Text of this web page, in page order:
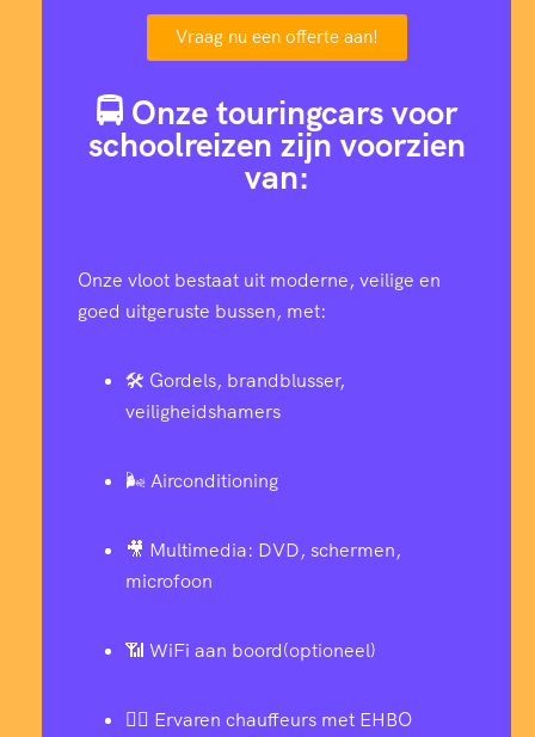
Vraag nu een offerte aan!
🚍 Onze touringcars voor
schoolreizen zijn voorzien
van:
Onze vloot bestaat uit moderne, veilige en
goed uitgeruste bussen, met:
🛠️ Gordels, brandblusser,
veiligheidshamers
🌬️ Airconditioning
🎥 Multimedia: DVD, schermen,
microfoon
📶 WiFi aan boord(optioneel)
👨‍✈️ Ervaren chauffeurs met EHBO